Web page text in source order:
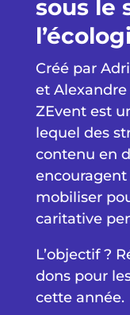
sous le
Créé par
et
ZEvent est
lequel des
contenu en
encouragent
mobiliser
caritative
L’objectif ?
dons pour
cette année.